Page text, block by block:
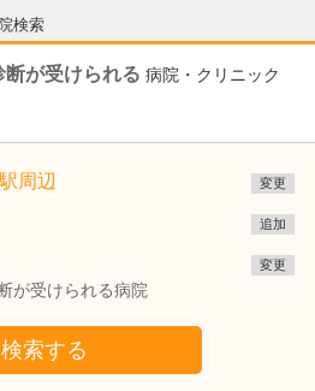
検索
が受けられる 病院・クリニック
周辺 変更
追加
が受けられる病院
変更
検索する